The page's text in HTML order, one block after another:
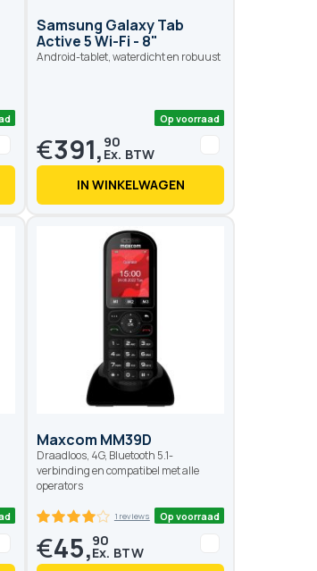
Samsung Galaxy Tab
Active 5 Wi-Fi - 8"
Android-tablet, waterdicht en robuust
€391, 90
IN WINKELWAGEN
Maxcom MM39D
Draadloos, 4G, Bluetooth 5.1-
verbinding en compatibel met alle
operators
€45,90